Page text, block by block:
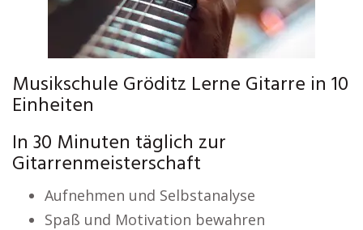
Musikschule Gröditz Lerne Gitarre in 10
Einheiten
In 30 Minuten täglich zur
Gitarrenmeisterschaft
Aufnehmen und Selbstanalyse
Spaß und Motivation bewahren